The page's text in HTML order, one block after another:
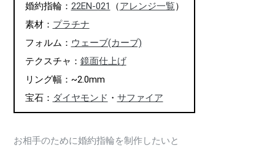
婚約指輪： 22EN-021 （アレンジ一覧）
素材： プラチナ
フォルム： ウェーブ(カーブ)
テクスチャ： 鏡面仕上げ
リング幅：~2.0mm
宝石： ダイヤモンド ・ サファイア
お相手のために婚約指輪を制作したいと